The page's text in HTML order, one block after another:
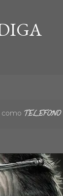
como TELEFONO